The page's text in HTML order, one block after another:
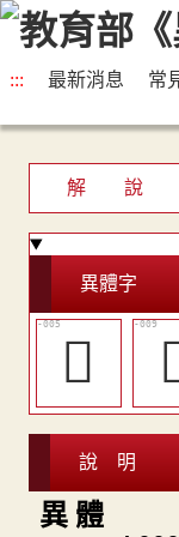
::: 最新消息 常
解 說
異體字
󰆧
說 明
異 體